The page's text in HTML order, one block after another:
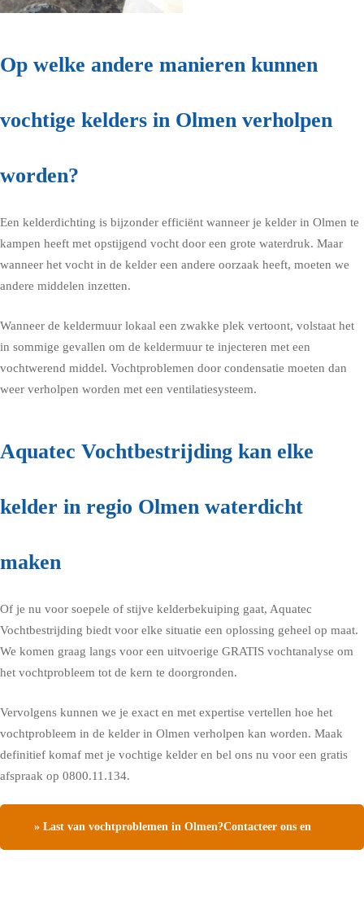
Op welke andere manieren kunnen
vochtige kelders in Olmen verholpen
worden?
Een kelderdichting is bijzonder efficiënt wanneer je kelder in Olmen te
kampen heeft met opstijgend vocht door een grote waterdruk. Maar
wanneer het vocht in de kelder een andere oorzaak heeft, moeten we
andere middelen inzetten.
Wanneer de keldermuur lokaal een zwakke plek vertoont, volstaat het
in sommige gevallen om de keldermuur te injecteren met een
vochtwerend middel. Vochtproblemen door condensatie moeten dan
weer verholpen worden met een ventilatiesysteem.
Aquatec Vochtbestrijding kan elke
kelder in regio Olmen waterdicht
maken
Of je nu voor soepele of stijve kelderbekuiping gaat, Aquatec
Vochtbestrijding biedt voor elke situatie een oplossing geheel op maat.
We komen graag langs voor een uitvoerige GRATIS vochtanalyse om
het vochtprobleem tot de kern te doorgronden.
Vervolgens kunnen we je exact en met expertise vertellen hoe het
vochtprobleem in de kelder in Olmen verholpen kan worden. Maak
definitief komaf met je vochtige kelder en bel ons nu voor een gratis
afspraak op 0800.11.134.
» Last van vochtproblemen in Olmen?Contacteer ons en